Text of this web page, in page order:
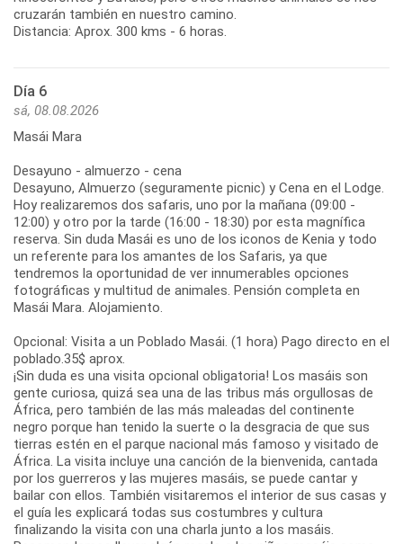
cruzarán también en nuestro camino.
Distancia: Aprox. 300 kms - 6 horas.
Día 6
sá, 08.08.2026
Masái Mara
Desayuno - almuerzo - cena
Desayuno, Almuerzo (seguramente picnic) y Cena en el Lodge.
Hoy realizaremos dos safaris, uno por la mañana (09:00 -
12:00) y otro por la tarde (16:00 - 18:30) por esta magnífica
reserva. Sin duda Masái es uno de los iconos de Kenia y todo
un referente para los amantes de los Safaris, ya que
tendremos la oportunidad de ver innumerables opciones
fotográficas y multitud de animales. Pensión completa en
Masái Mara. Alojamiento.
Opcional: Visita a un Poblado Masái. (1 hora) Pago directo en el
poblado.35$ aprox.
¡Sin duda es una visita opcional obligatoria! Los masáis son
gente curiosa, quizá sea una de las tribus más orgullosas de
África, pero también de las más maleadas del continente
negro porque han tenido la suerte o la desgracia de que sus
tierras estén en el parque nacional más famoso y visitado de
África. La visita incluye una canción de la bienvenida, cantada
por los guerreros y las mujeres masáis, se puede cantar y
bailar con ellos. También visitaremos el interior de sus casas y
el guía les explicará todas sus costumbres y cultura
finalizando la visita con una charla junto a los masáis.